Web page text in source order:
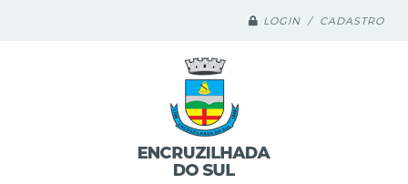
LOGIN / CADASTRO